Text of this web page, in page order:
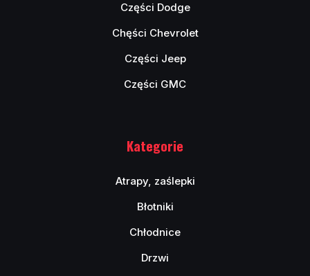
Części Dodge
Chęści Chevrolet
Części Jeep
Części GMC
Kategorie
Atrapy, zaślepki
Błotniki
Chłodnice
Drzwi